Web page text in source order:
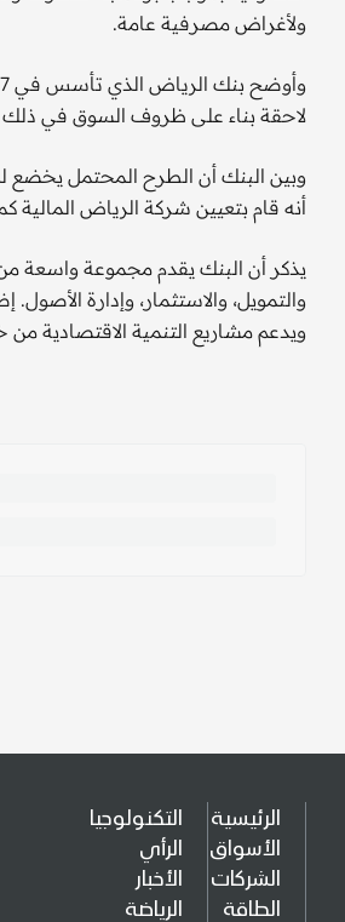
ولأغراض مصرفية عامة.
لاحقة بناء على ظروف السوق في ذلك
وبين البنك أن الطرح المحتمل يخضع
أنه قام بتعيين شركة الرياض
يذكر أن البنك يقدم مجموعة واسعة
والتمويل، والاستثمار، وإدارة
ويدعم مشاريع التنمية الاقتصادية
الرئيسية
الأسواق
الشركات
الطاقة
التكنولوجيا
الرأي
الأخبار
الرياضة